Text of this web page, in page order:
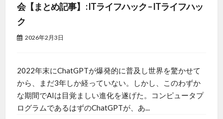
会【まとめ記事】 : ITライフハック – ITライフハッ
ク
2026年2月3日
2022年末にChatGPTが爆発的に普及し世界を驚かせて
から、まだ3年しか経っていない。しかし、このわずか
な期間でAIは目覚ましい進化を遂げた。コンピュータプ
ログラムであるはずのChatGPTが、あ...